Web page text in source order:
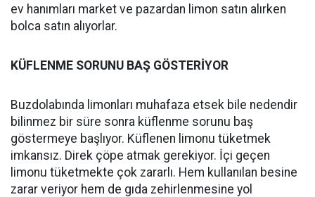
ev hanımları market ve pazardan limon satın alırken
bolca satın alıyorlar.
KÜFLENME SORUNU BAŞ GÖSTERİYOR
Buzdolabında limonları muhafaza etsek bile nedendir
bilinmez bir süre sonra küflenme sorunu baş
göstermeye başlıyor. Küflenen limonu tüketmek
imkansız. Direk çöpe atmak gerekiyor. İçi geçen
limonu tüketmekte çok zararlı. Hem kullanılan besine
zarar veriyor hem de gıda zehirlenmesine yol